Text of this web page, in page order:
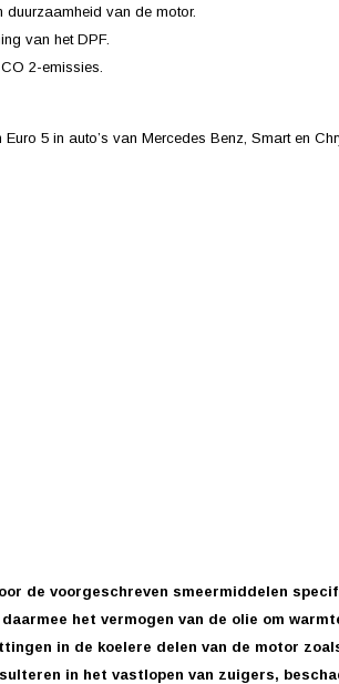
duurzaamheid van de motor.
van het DPF.
2-emissies.
5 in auto’s van Mercedes Benz, Smart en
de voorgeschreven smeermiddelen
het vermogen van de olie om
in de koelere delen van de motor
in het vastlopen van zuigers,